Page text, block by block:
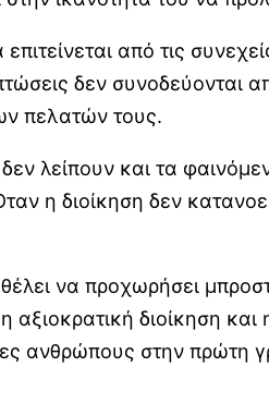
από τις
δεν συνοδεύονται
πελατών τους.
λείπουν και τα
η διοίκηση δεν
να προχωρήσει
αξιοκρατική διοίκηση
ανθρώπους στην πρώτη